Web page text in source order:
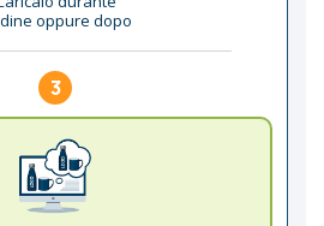
oppure dopo
3